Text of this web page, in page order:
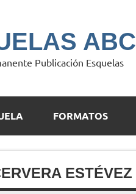
ABC
Publicación Esquelas
FORMATOS
ESTÉVEZ